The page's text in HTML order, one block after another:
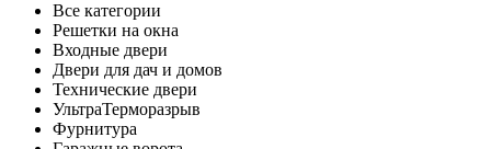
Все категории
Решетки на окна
Входные двери
Двери для дач и домов
Технические двери
УльтраТерморазрыв
Фурнитура